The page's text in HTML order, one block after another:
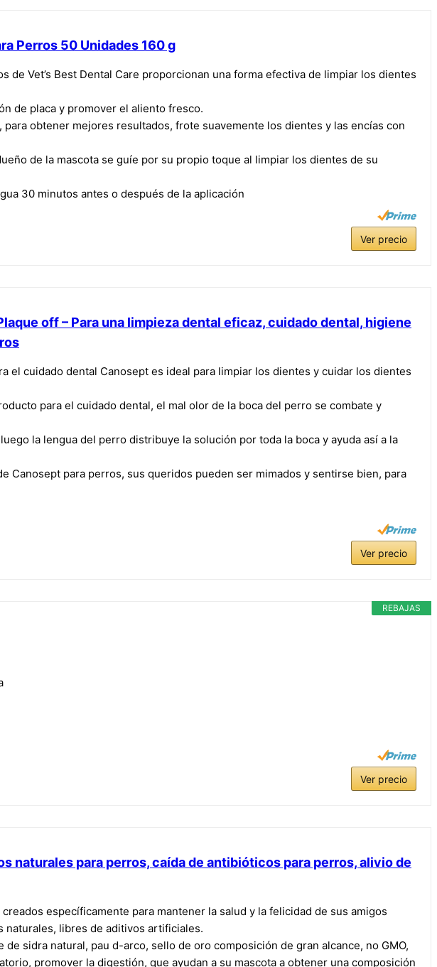
Perros 50 Unidades 160 g
de Vet’s Best Dental Care proporcionan una forma efectiva de limpiar los dientes
de placa y promover el aliento fresco.
para obtener mejores resultados, frote suavemente los dientes y las encías con
de la mascota se guíe por su propio toque al limpiar los dientes de su
30 minutos antes o después de la aplicación
Ver precio
off – Para una limpieza dental eficaz, cuidado dental, higiene
el cuidado dental Canosept es ideal para limpiar los dientes y cuidar los dientes
para el cuidado dental, el mal olor de la boca del perro se combate y
la lengua del perro distribuye la solución por toda la boca y ayuda así a la
Canosept para perros, sus queridos pueden ser mimados y sentirse bien, para
Ver precio
REBAJAS
Ver precio
para perros, caída de antibióticos para perros, alivio de
específicamente para mantener la salud y la felicidad de sus amigos
libres de aditivos artificiales.
sidra natural, pau d-arco, sello de oro composición de gran alcance, no GMO,
promover la digestión, que ayudan a su mascota a obtener una composición